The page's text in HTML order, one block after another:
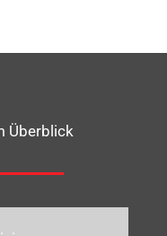
Überblick